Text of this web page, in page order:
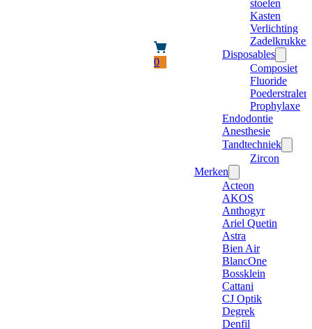
0
stoelen
Kasten
Verlichting
Zadelkrukken
Disposables
Composiet
Fluoride
Poederstraler
Prophylaxe
Endodontie
Anesthesie
Tandtechniek
Zircon
Merken
Acteon
AKOS
Anthogyr
Ariel Quetin
Astra
Bien Air
BlancOne
Bossklein
Cattani
CJ Optik
Degrek
Denfil